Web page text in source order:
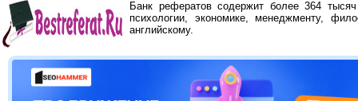
Банк рефератов содержит более 364
психологии, экономике, менеджменту,
английскому.